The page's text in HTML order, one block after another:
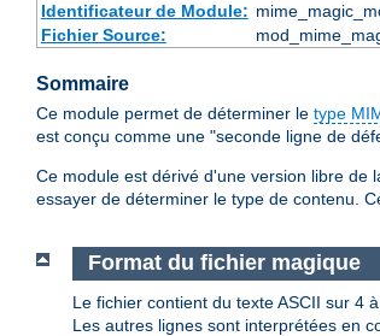
Identificateur de Module:
Fichier Source:
Sommaire
Ce module permet de déterminer le type
est conçu comme une "seconde ligne de
Ce module est dérivé d'une version libre de
essayer de déterminer le type de contenu.
Format du fichier magique
Le fichier contient du texte ASCII sur 4
Les autres lignes sont interprétées en